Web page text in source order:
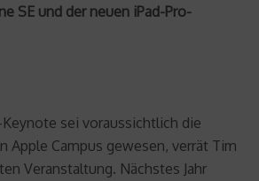
SE und der neuen iPad-Pro-
sei voraussichtlich die
Apple Campus gewesen, verrät Tim
Veranstaltung. Nächstes Jahr